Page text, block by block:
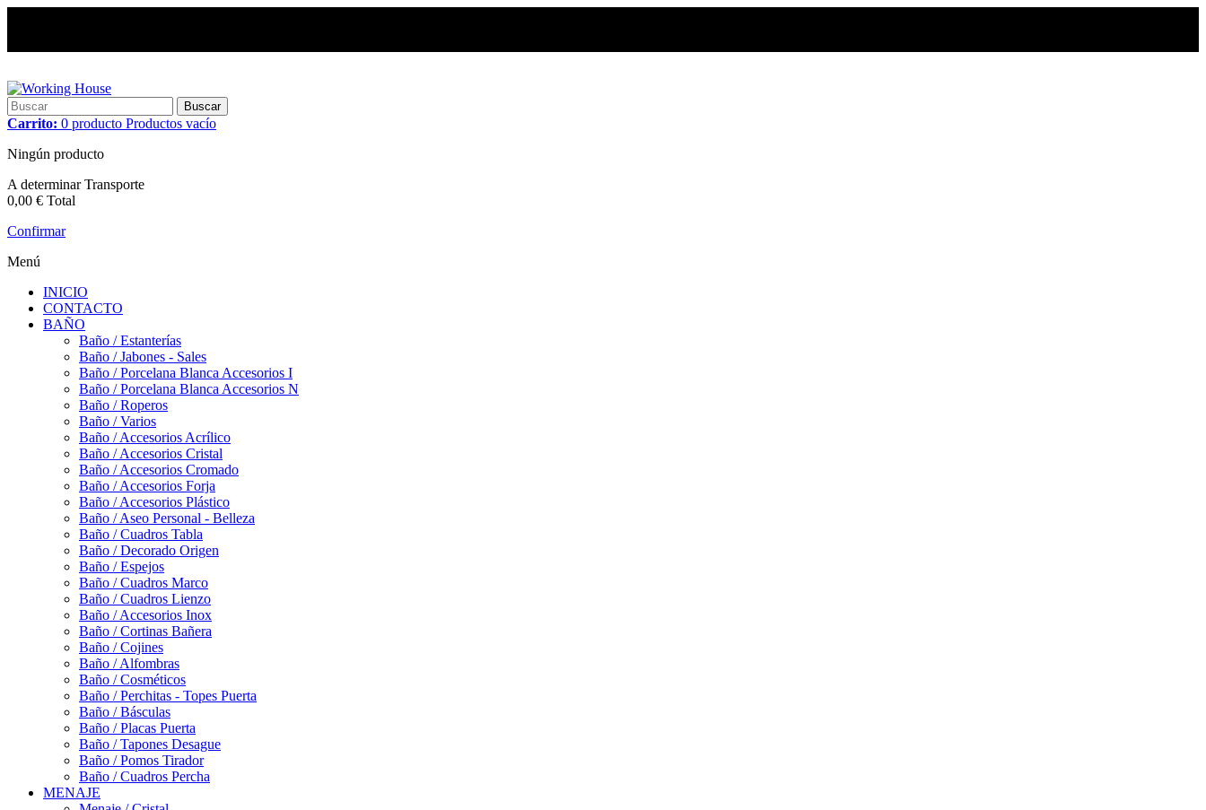
Buscar
Carrito: 0 producto Productos vacío
Ningún producto
A determinarTransporte
0,00 € Total
Confirmar
Menú
INICIO
CONTACTO
BAÑO
Baño / Estanterías
Baño / Jabones - Sales
Baño / Porcelana Blanca Accesorios I
Baño / Porcelana Blanca Accesorios N
Baño / Roperos
Baño / Varios
Baño / Accesorios Acrílico
Baño / Accesorios Cristal
Baño / Accesorios Cromado
Baño / Accesorios Forja
Baño / Accesorios Plástico
Baño / Aseo Personal - Belleza
Baño / Cuadros Tabla
Baño / Decorado Origen
Baño / Espejos
Baño / Cuadros Marco
Baño / Cuadros Lienzo
Baño / Accesorios Inox
Baño / Cortinas Bañera
Baño / Cojines
Baño / Alfombras
Baño / Cosméticos
Baño / Perchitas - Topes Puerta
Baño / Básculas
Baño / Placas Puerta
Baño / Tapones Desague
Baño / Pomos Tirador
Baño / Cuadros Percha
MENAJE